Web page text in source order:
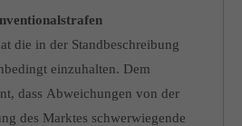
die in der Standbeschreibung
einzuhalten. Dem
dass Abweichungen von der
des Marktes schwerwiegende